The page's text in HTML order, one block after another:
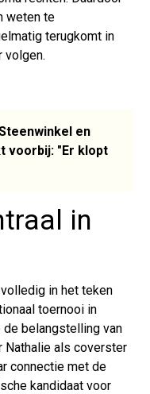
weten te
terugkomt in
volgen.
en
voorbij: "Er klopt
in
in het teken
toernooi in
belangstelling van
als coverster
connectie met de
kandidaat voor